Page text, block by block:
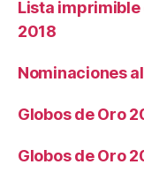
Lista imprimible
2018
Nominaciones
Globos de Oro
Globos de Oro